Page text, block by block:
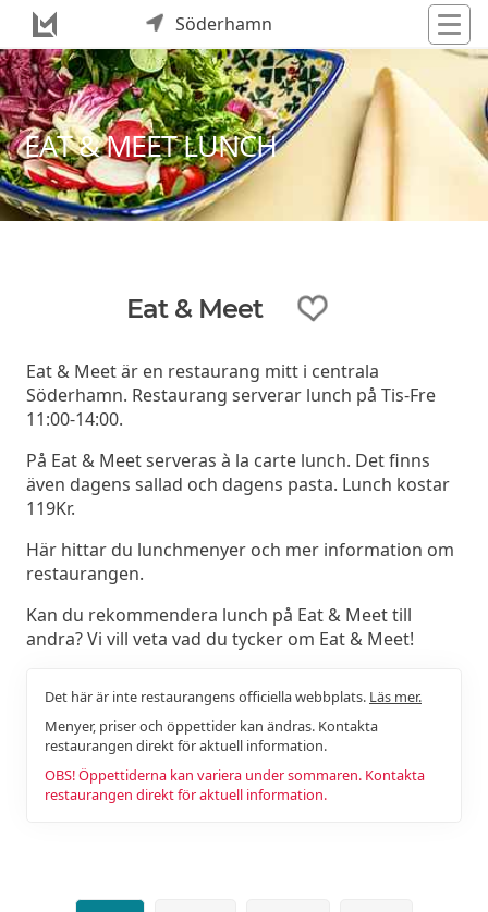
Söderhamn
EAT & MEET LUNCH
Eat & Meet
Eat & Meet är en restaurang mitt i centrala
Söderhamn. Restaurang serverar lunch på Tis-Fre
11:00-14:00.
På Eat & Meet serveras à la carte lunch. Det finns
även dagens sallad och dagens pasta. Lunch kostar
119Kr.
Här hittar du lunchmenyer och mer information om
restaurangen.
Kan du rekommendera lunch på Eat & Meet till
andra? Vi vill veta vad du tycker om Eat & Meet!
Det här är inte restaurangens officiella webbplats. Läs mer.
Menyer, priser och öppettider kan ändras. Kontakta
restaurangen direkt för aktuell information.
OBS! Öppettiderna kan variera under sommaren. Kontakta
restaurangen direkt för aktuell information.